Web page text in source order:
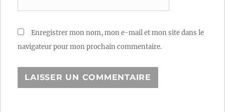
Enregistrer mon nom, mon e-mail et mon site dans le
navigateur pour mon prochain commentaire.